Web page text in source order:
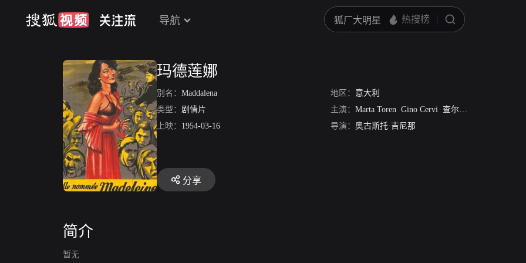
导航
玛德莲娜
别名： Maddalena 地区： 意大利
类型： 剧情片 主演： Marta Toren Gino Cervi 查尔斯·文恩
上映： 1954-03-16 导演： 奥古斯托·吉尼那
分享
简介
暂无